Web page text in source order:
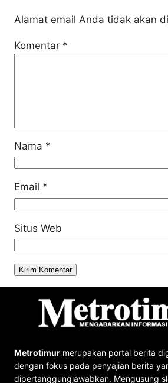
Alamat email Anda tidak akan
Komentar *
Nama *
Email *
Situs Web
Metrotimur merupakan portal berita
dengan fokus pada penyajian berita
dipertanggungjawabkan. Mengusung